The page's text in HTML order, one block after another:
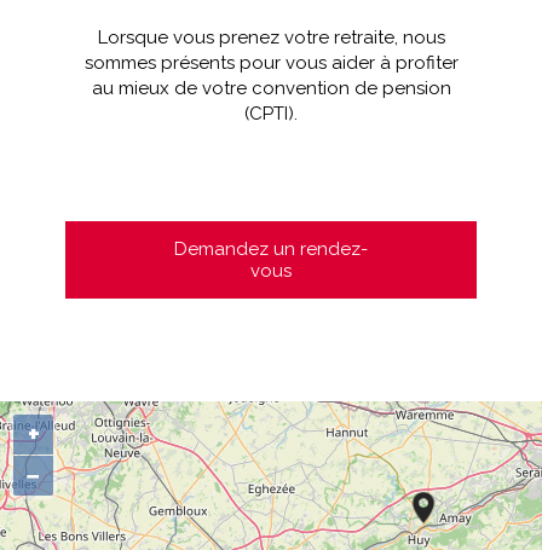
Lorsque vous prenez votre retraite, nous
sommes présents pour vous aider à profiter
au mieux de votre convention de pension
(CPTI).
Demandez un rendez-
vous
+
−